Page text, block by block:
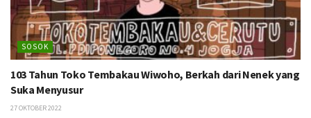
SOSOK
103 Tahun Toko Tembakau Wiwoho, Berkah dari Nenek yang
Suka Menyusur
27 OKTOBER 2022